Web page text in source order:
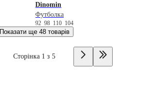
Dinomin
Футболка
9298 110 104
Показати ще 48 товарів
Сторінка 1 з 5